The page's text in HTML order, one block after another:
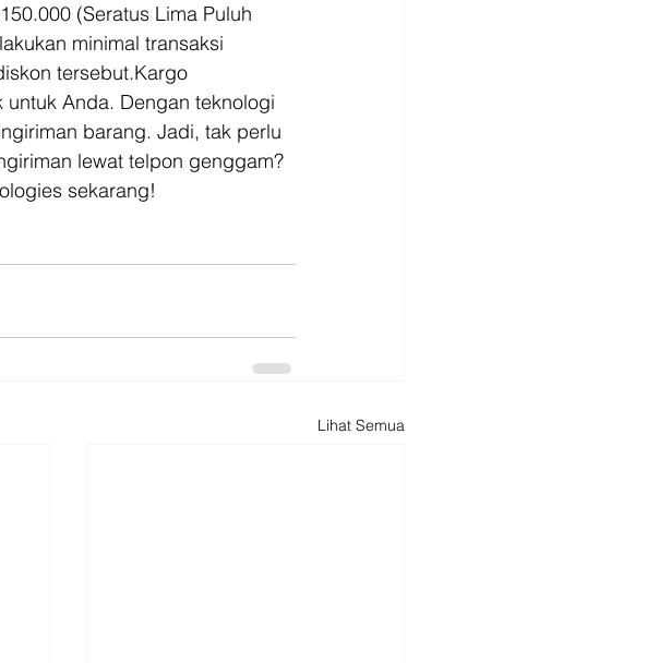
(Seratus Lima Puluh
minimal transaksi
tersebut.Kargo
Anda. Dengan teknologi
barang. Jadi, tak perlu
lewat telpon genggam?
sekarang!
Lihat Semua